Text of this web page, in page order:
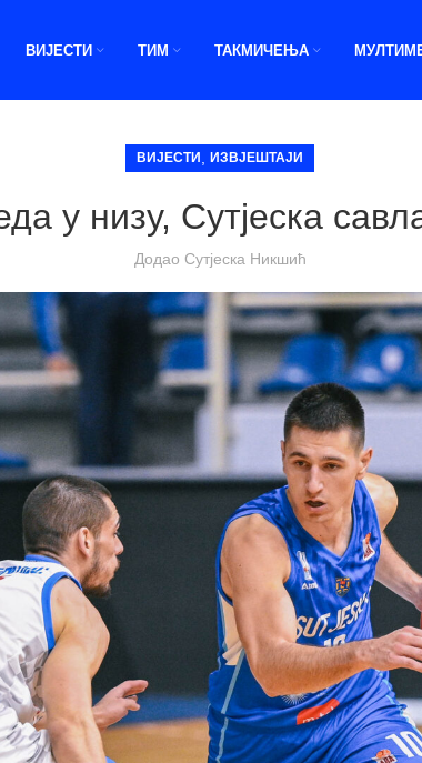
ВИЈЕСТИ ТИМ ТАКМИЧЕЊА
ВИЈЕСТИ ИЗВЈЕШТАЈИ
у низу, Сутјеска
Додао Сутјеска Никшић